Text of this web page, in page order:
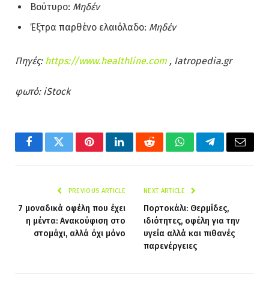
Βούτυρο: Μηδέν
Έξτρα παρθένο ελαιόλαδο: Μηδέν
Πηγές: https://www.healthline.com , Iatropedia.gr
φωτό: iStock
FacebookTwitterPinterestLinkedInRedditWhatsAppTelegramEmail
PREVIOUS ARTICLE
7 μοναδικά οφέλη που έχει
η μέντα: Ανακούφιση στο
στομάχι, αλλά όχι μόνο
NEXT ARTICLE
Πορτοκάλι: Θερμίδες,
ιδιότητες, οφέλη για την
υγεία αλλά και πιθανές
παρενέργειες